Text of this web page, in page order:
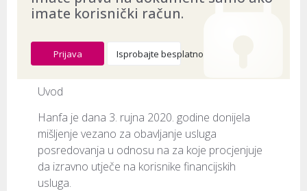
imate korisnički račun.
Prijava Isprobajte besplatno
Uvod
Hanfa je dana 3. rujna 2020. godine donijela
mišljenje vezano za obavljanje usluga
posredovanja u odnosu na za koje procjenjuje
da izravno utječe na korisnike financijskih
usluga.